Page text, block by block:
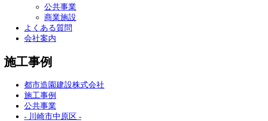
公共事業
商業施設
よくある質問
会社案内
施工事例
都市造園建設株式会社
施工事例
公共事業
- 川崎市中原区 -